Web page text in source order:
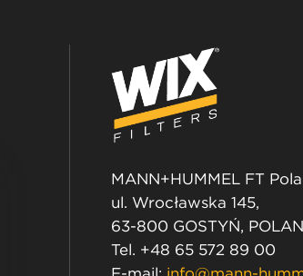
MANN+HUMMEL FT
ul. Wrocławska 145,
63-800 GOSTYŃ,
Tel. +48 65 572 89 00